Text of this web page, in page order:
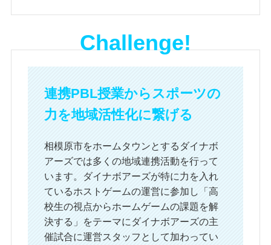
Challenge!
連携PBL授業からスポーツの
力を地域活性化に繋げる
相模原市をホームタウンとするダイナボ
アーズでは多くの地域連携活動を行って
います。ダイナボアーズが特に力を入れ
ているホストゲームの運営に参加し「高
校生の視点からホームゲームの課題を解
決する」をテーマにダイナボアーズの主
催試合に運営スタッフとして加わってい